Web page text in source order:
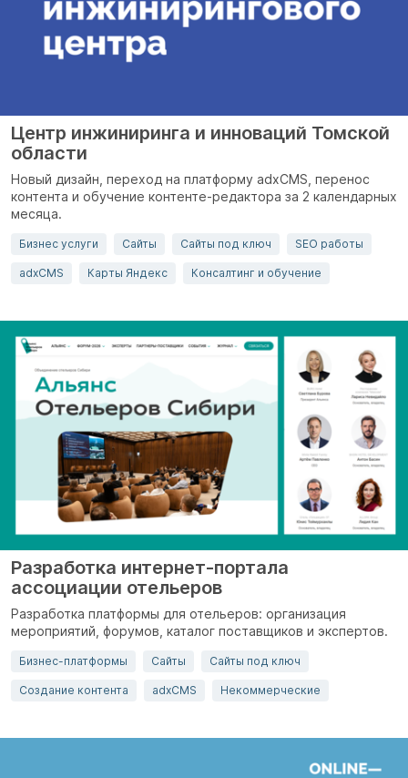
Центр инжиниринга и инноваций Томской
области
Новый дизайн, переход на платформу adxCMS, перенос
контента и обучение контенте-редактора за 2 календарных
месяца.
Бизнес услуги Сайты Сайты под ключ SEO работы
adxCMS Карты Яндекс Консалтинг и обучение
Разработка интернет-портала
ассоциации отельеров
Разработка платформы для отельеров: организация
мероприятий, форумов, каталог поставщиков и экспертов.
Бизнес-платформы Сайты Сайты под ключ
Создание контента adxCMS Некоммерческие